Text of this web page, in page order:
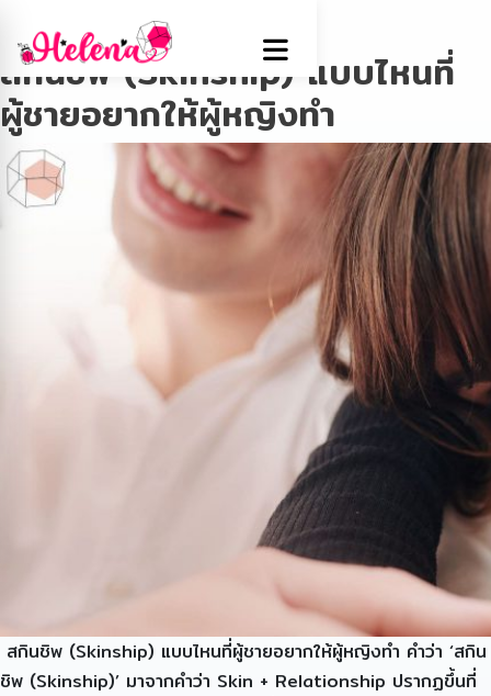
Tag:สกินชิพ
สกินชิพ (Skinship) แบบไหนที่
ผู้ชายอยากให้ผู้หญิงทำ
สกินชิพ (Skinship) แบบไหนที่ผู้ชายอยากให้ผู้หญิงทำ คำว่า ‘สกิน
ชิพ (Skinship)’ มาจากคำว่า Skin + Relationship ปรากฏขึ้นที่